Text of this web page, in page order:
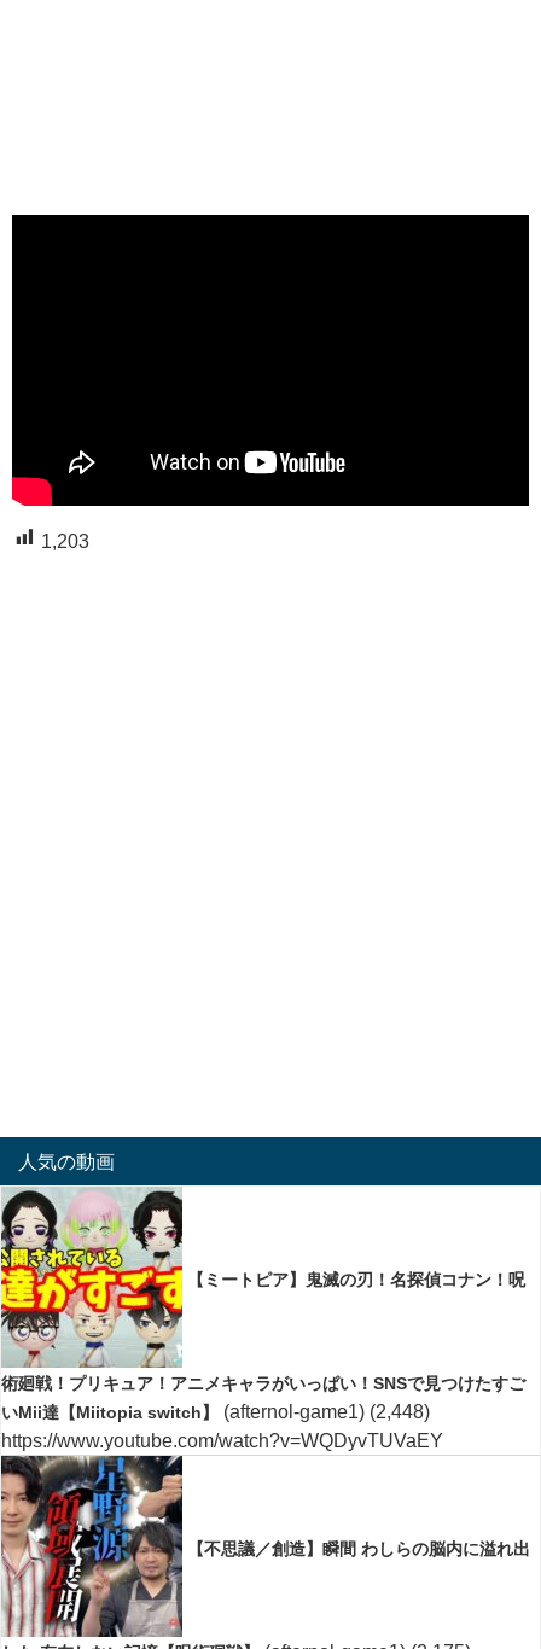
1,203
人気の動画
【ミートピア】鬼滅の刃！名探偵コナン！呪
術廻戦！プリキュア！アニメキャラがいっぱい！SNSで見つけたすご
いMii達【Miitopia switch】
(afternol-game1) (2,448)
https://www.youtube.com/watch?v=WQDyvTUVaEY
【不思議／創造】瞬間 わしらの脳内に溢れ出